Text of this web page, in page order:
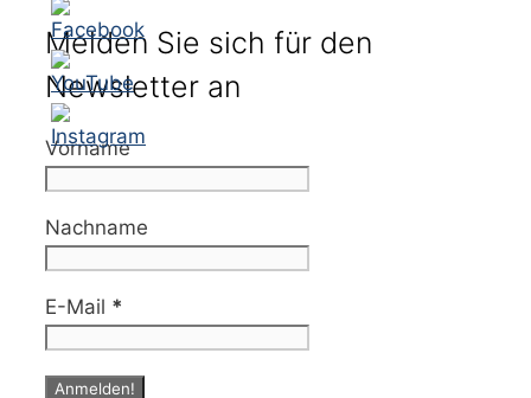
Melden Sie sich für den
Newsletter an
Vorname
Nachname
E-Mail *